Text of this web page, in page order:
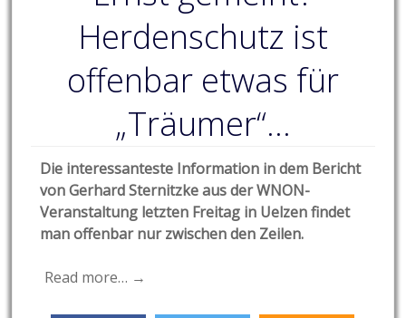
Herdenschutz ist
offenbar etwas für
„Träumer“…
Die interessanteste Information in dem Bericht
von Gerhard Sternitzke aus der WNON-
Veranstaltung letzten Freitag in Uelzen findet
man offenbar nur zwischen den Zeilen.
Read more… →